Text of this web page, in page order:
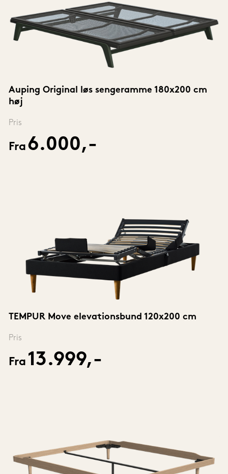
Auping Original løs sengeramme 180x200 cm
høj
Pris
Fra 6.000,-
TEMPUR Move elevationsbund 120x200 cm
Pris
Fra 13.999,-